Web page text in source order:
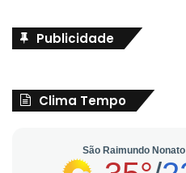
Publicidade
Clima Tempo